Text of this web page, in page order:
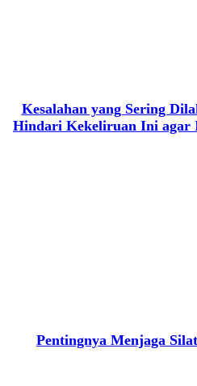
Kesalahan yang Sering
Hindari Kekeliruan Ini agar
Pentingnya Menjaga